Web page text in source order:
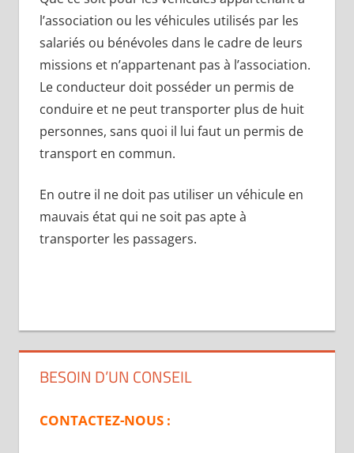
l’association ou les véhicules utilisés par les
salariés ou bénévoles dans le cadre de leurs
missions et n’appartenant pas à l’association.
Le conducteur doit posséder un permis de
conduire et ne peut transporter plus de huit
personnes, sans quoi il lui faut un permis de
transport en commun.
En outre il ne doit pas utiliser un véhicule en
mauvais état qui ne soit pas apte à
transporter les passagers.
BESOIN D’UN CONSEIL
CONTACTEZ-NOUS :